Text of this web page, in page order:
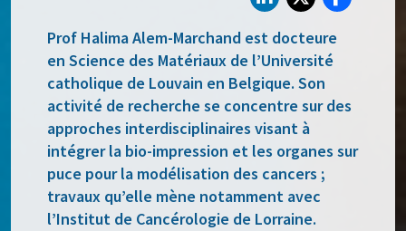
Prof Halima Alem-Marchand est docteure
en Science des Matériaux de l’Université
catholique de Louvain en Belgique. Son
activité de recherche se concentre sur des
approches interdisciplinaires visant à
intégrer la bio-impression et les organes sur
puce pour la modélisation des cancers ;
travaux qu’elle mène notamment avec
l’Institut de Cancérologie de Lorraine.